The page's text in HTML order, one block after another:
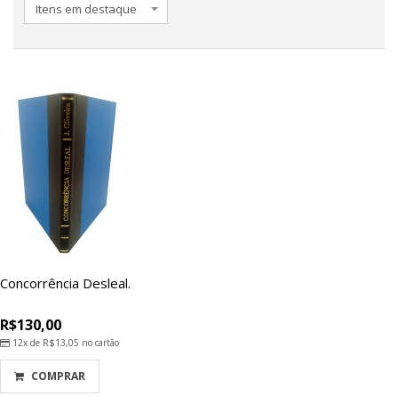
Concorrência Desleal.
R$130,00
12x de R$13,05 no cartão
COMPRAR